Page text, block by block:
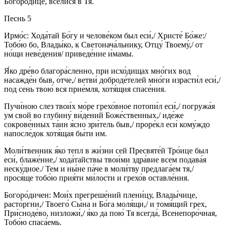
Песнь 5
Ирмо́с: Хода́тай Бо́гу и челове́ком был еси́,/ Христе́ Бо́же:/
Тобо́ю бо, Влады́ко, к Светонача́льнику, Отцу́ Твоему́,/ от
но́щи неве́дения/ приведе́ние и́мамы.
Я́ко дре́во благора́сленно, при исхо́дищах мно́гих вод
насажде́н быв, о́тче,/ ветви́ доброде́телей мно́ги израсти́л еси́,/
под сень твою́ вся прие́мля, хотя́щия спасе́ния.
Пучи́ною слез твои́х мо́ре грехо́вное потопи́л еси́,/ погружа́я
ум свой во глубину́ ви́дений Боже́ственных,/ иде́же
сокрове́нных та́ин я́сно зри́тель быв,/ проре́кл еси́ кому́ждо
напосле́док хотя́щая бы́ти им.
Моли́твенник я́ко тепл в жи́зни сей Пресвяте́й Тро́ице был
еси́, блаже́нне,/ хода́тайствы твои́ми здра́вие всем подава́я
неску́дное./ Тем и ны́не па́че в моли́тву предлага́ем тя,/
прося́ще тобо́ю прия́ти ми́лости и грехо́в оставле́ния.
Богоро́дичен: Мои́х прегреше́ний плени́цу, Влады́чице,
расто́ргни,/ Твоего́ Сы́на и Бо́га моля́щи,/ и томя́щий грех,
При́сноде́во, низложи́,/ я́ко да пою́ Тя всегда́, Всенепоро́чная,
Тобо́ю спаса́емь.